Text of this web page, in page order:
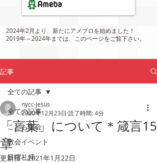
2024年2月より、新たにアメブロを始めました！
2019年～2024年までは、このページをご覧下さい。
記事
全ての記事
こども集会
教会イベント
日曜礼拝
全ての記事
「言葉」について＊箴言15
章
nycc-jesus
2020年12月23日 読了時間: 4分
更新日：2021年1月22日